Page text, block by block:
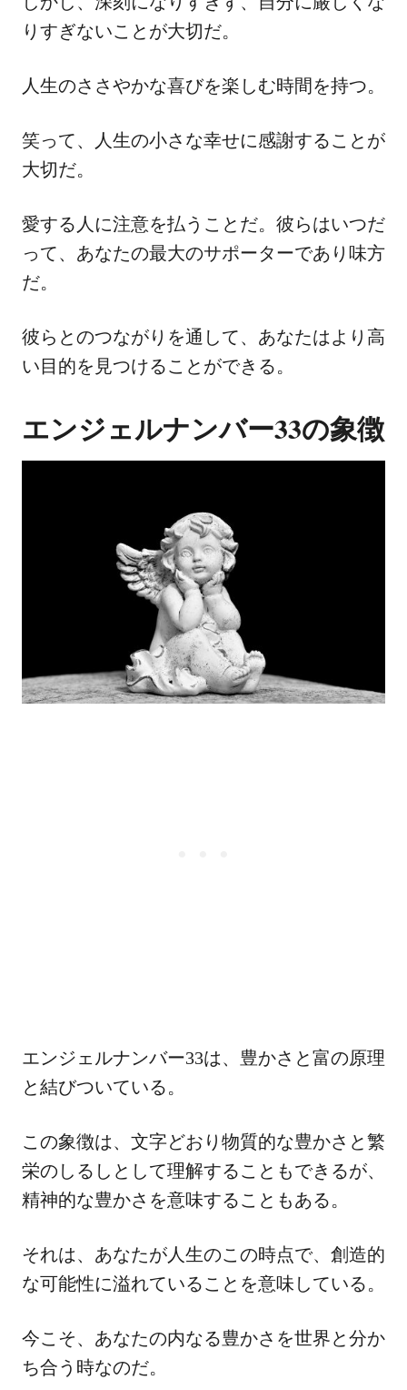
りすぎないことが大切だ。
人生のささやかな喜びを楽しむ時間を持つ。
笑って、人生の小さな幸せに感謝することが
大切だ。
愛する人に注意を払うことだ。彼らはいつだ
って、あなたの最大のサポーターであり味方
だ。
彼らとのつながりを通して、あなたはより高
い目的を見つけることができる。
エンジェルナンバー33の象徴
エンジェルナンバー33は、豊かさと富の原理
と結びついている。
この象徴は、文字どおり物質的な豊かさと繁
栄のしるしとして理解することもできるが、
精神的な豊かさを意味することもある。
それは、あなたが人生のこの時点で、創造的
な可能性に溢れていることを意味している。
今こそ、あなたの内なる豊かさを世界と分か
ち合う時なのだ。